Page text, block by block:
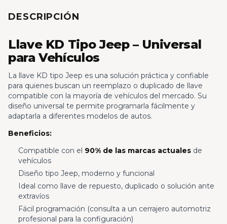
DESCRIPCIÓN
Llave KD Tipo Jeep – Universal
para Vehículos
La llave KD tipo Jeep es una solución práctica y confiable
para quienes buscan un reemplazo o duplicado de llave
compatible con la mayoría de vehículos del mercado. Su
diseño universal te permite programarla fácilmente y
adaptarla a diferentes modelos de autos.
Beneficios:
Compatible con el 90% de las marcas actualesde
vehículos
Diseño tipo Jeep, moderno y funcional
Ideal como llave de repuesto, duplicado o solución ante
extravíos
Fácil programación (consulta a un cerrajero automotriz
profesional para la configuración)